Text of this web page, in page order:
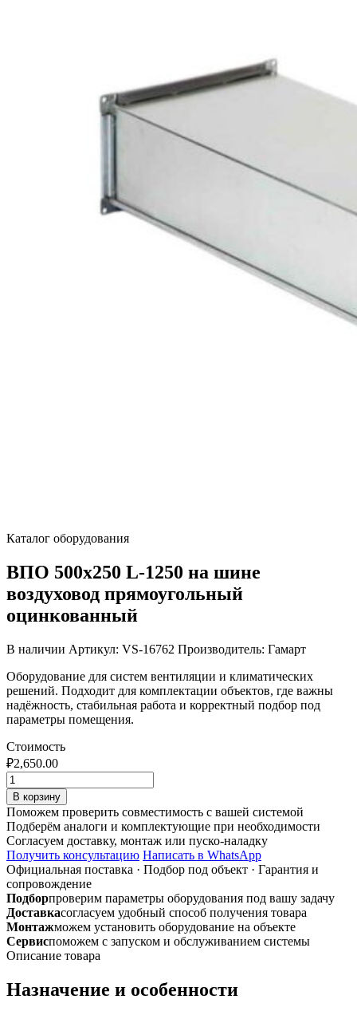
Каталог оборудования
ВПО 500х250 L-1250 на шине
воздуховод прямоугольный
оцинкованный
В наличии Артикул: VS-16762 Производитель: Гамарт
Оборудование для систем вентиляции и климатических
решений. Подходит для комплектации объектов, где важны
надёжность, стабильная работа и корректный подбор под
параметры помещения.
Стоимость
₽2,650.00
Количество
товара
ВПО
500х250
L-
1250
на
шине
воздуховод
прямоугольный
оцинкованный
В корзину
Поможем проверить совместимость с вашей системой
Подберём аналоги и комплектующие при необходимости
Согласуем доставку, монтаж или пуско-наладку
Получить консультацию Написать в WhatsApp
Официальная поставка · Подбор под объект · Гарантия и
сопровождение
Подборпроверим параметры оборудования под вашу задачу
Доставкасогласуем удобный способ получения товара
Монтажможем установить оборудование на объекте
Сервиспоможем с запуском и обслуживанием системы
Описание товара
Назначение и особенности